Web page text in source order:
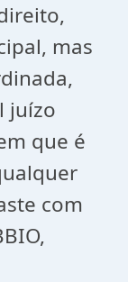
mas
juízo
que é
com